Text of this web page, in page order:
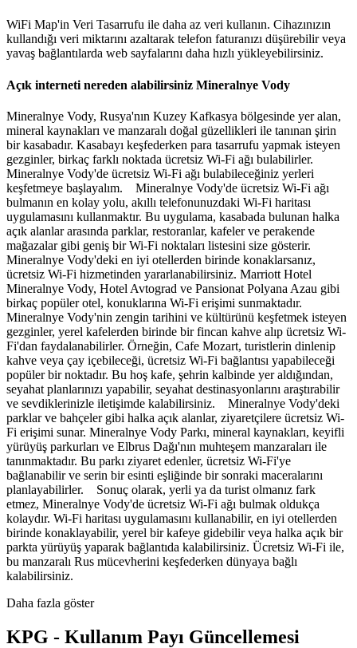
WiFi Map'in Veri Tasarrufu ile daha az veri kullanın. Cihazınızın
kullandığı veri miktarını azaltarak telefon faturanızı düşürebilir veya
yavaş bağlantılarda web sayfalarını daha hızlı yükleyebilirsiniz.
Açık interneti nereden alabilirsiniz Mineralnye Vody
Mineralnye Vody, Rusya'nın Kuzey Kafkasya bölgesinde yer alan,
mineral kaynakları ve manzaralı doğal güzellikleri ile tanınan şirin
bir kasabadır. Kasabayı keşfederken para tasarrufu yapmak isteyen
gezginler, birkaç farklı noktada ücretsiz Wi-Fi ağı bulabilirler.
Mineralnye Vody'de ücretsiz Wi-Fi ağı bulabileceğiniz yerleri
keşfetmeye başlayalım. Mineralnye Vody'de ücretsiz Wi-Fi ağı
bulmanın en kolay yolu, akıllı telefonunuzdaki Wi-Fi haritası
uygulamasını kullanmaktır. Bu uygulama, kasabada bulunan halka
açık alanlar arasında parklar, restoranlar, kafeler ve perakende
mağazalar gibi geniş bir Wi-Fi noktaları listesini size gösterir.
Mineralnye Vody'deki en iyi otellerden birinde konaklarsanız,
ücretsiz Wi-Fi hizmetinden yararlanabilirsiniz. Marriott Hotel
Mineralnye Vody, Hotel Avtograd ve Pansionat Polyana Azau gibi
birkaç popüler otel, konuklarına Wi-Fi erişimi sunmaktadır.
Mineralnye Vody'nin zengin tarihini ve kültürünü keşfetmek isteyen
gezginler, yerel kafelerden birinde bir fincan kahve alıp ücretsiz Wi-
Fi'dan faydalanabilirler. Örneğin, Cafe Mozart, turistlerin dinlenip
kahve veya çay içebileceği, ücretsiz Wi-Fi bağlantısı yapabileceği
popüler bir noktadır. Bu hoş kafe, şehrin kalbinde yer aldığından,
seyahat planlarınızı yapabilir, seyahat destinasyonlarını araştırabilir
ve sevdiklerinizle iletişimde kalabilirsiniz. Mineralnye Vody'deki
parklar ve bahçeler gibi halka açık alanlar, ziyaretçilere ücretsiz Wi-
Fi erişimi sunar. Mineralnye Vody Parkı, mineral kaynakları, keyifli
yürüyüş parkurları ve Elbrus Dağı'nın muhteşem manzaraları ile
tanınmaktadır. Bu parkı ziyaret edenler, ücretsiz Wi-Fi'ye
bağlanabilir ve serin bir esinti eşliğinde bir sonraki maceralarını
planlayabilirler. Sonuç olarak, yerli ya da turist olmanız fark
etmez, Mineralnye Vody'de ücretsiz Wi-Fi ağı bulmak oldukça
kolaydır. Wi-Fi haritası uygulamasını kullanabilir, en iyi otellerden
birinde konaklayabilir, yerel bir kafeye gidebilir veya halka açık bir
parkta yürüyüş yaparak bağlantıda kalabilirsiniz. Ücretsiz Wi-Fi ile,
bu manzaralı Rus mücevherini keşfederken dünyaya bağlı
kalabilirsiniz.
Daha fazla göster
KPG - Kullanım Payı Güncellemesi